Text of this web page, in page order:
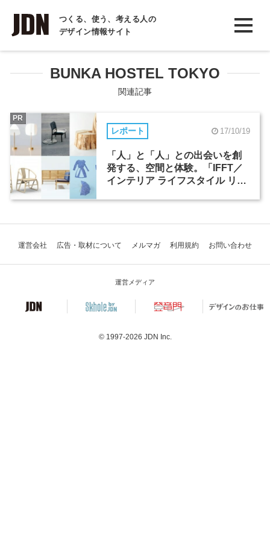
つくる、使う、考える人の
デザイン情報サイト
INTERVIEW
インタビュー
REPORT
COLUMN
コラム
BUNKA HOSTEL TOKYO
関連記事
レポート 17/10/19
「人」と「人」との出会いを創
発する、空間と体験。「IFFT／
インテリア ライフスタイル リビ
PR
運営会社 広告・取材について メルマガ 利用規約 お問い合わせ
運営メディア
© 1997-2026 JDN Inc.